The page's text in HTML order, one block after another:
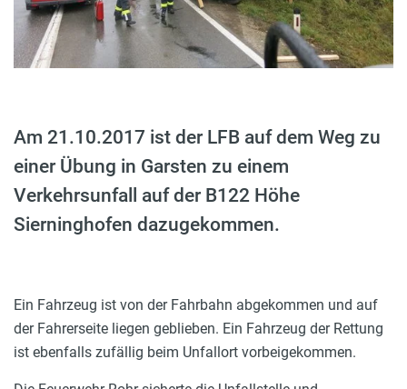
Am 21.10.2017 ist der LFB auf dem Weg zu
einer Übung in Garsten zu einem
Verkehrsunfall auf der B122 Höhe
Sierninghofen dazugekommen.
Ein Fahrzeug ist von der Fahrbahn abgekommen und auf
der Fahrerseite liegen geblieben. Ein Fahrzeug der Rettung
ist ebenfalls zufällig beim Unfallort vorbeigekommen.